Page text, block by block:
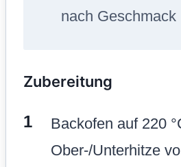
nach Geschmack
Zubereitung
Backofen auf 220
Ober-/Unterhitze